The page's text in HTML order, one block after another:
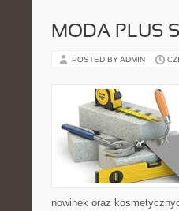
MODA PLUS
POSTED BY ADMIN
nowinek oraz